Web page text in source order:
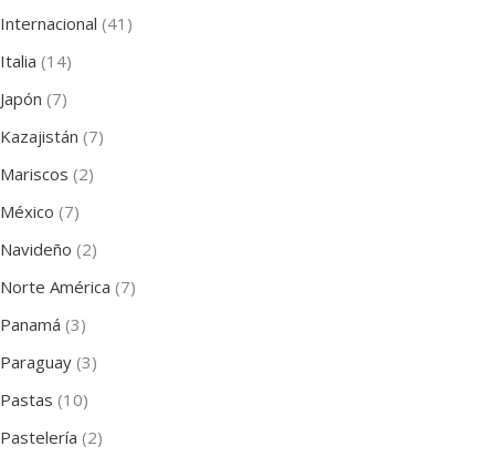
Internacional (41)
Italia (14)
Japón (7)
Kazajistán (7)
Mariscos (2)
México (7)
Navideño (2)
Norte América (7)
Panamá (3)
Paraguay (3)
Pastas (10)
Pastelería (2)